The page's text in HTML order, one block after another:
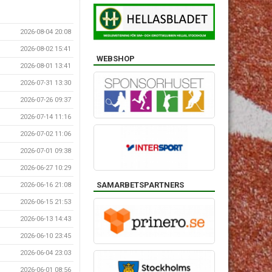
2026-08-04 20:08
2026-08-02 15:41
2026-08-01 13:41
2026-07-31 13:30
2026-07-26 09:37
2026-07-14 11:16
2026-07-02 11:06
2026-07-01 09:38
2026-06-27 10:29
2026-06-16 21:08
2026-06-15 21:53
2026-06-13 14:43
2026-06-10 23:45
2026-06-04 23:03
2026-06-01 08:56
WEBSHOP
SAMARBETSPARTNERS